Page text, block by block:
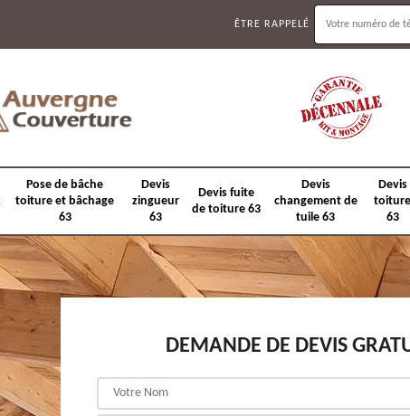
ÊTRE RAPPELÉ
Pose de bâche
toiture et bâchage
63
Devis
zingueur
63
Devis fuite
de toiture 63
Devis
changement de
tuile 63
Devis
toiture
63
DEMANDE DE DEVIS